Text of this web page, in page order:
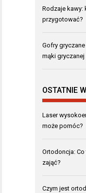
Rodzaje kawy:
przygotować?
Gofry
mąki gryczanej
OSTATNIE
Laser
może pomóc?
Ortodoncja:
zająć?
Czym jest